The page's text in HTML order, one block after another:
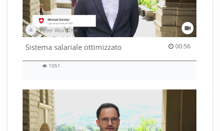
Peter Wünsche
Sistema salariale ottimizzato 00:56
00:56 duration
1051